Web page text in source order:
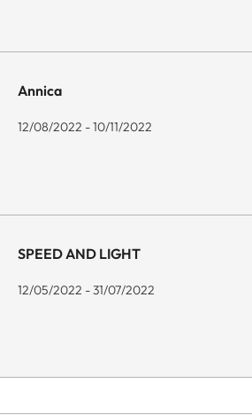
Annica
12/08/2022 - 10/11/2022
SPEED AND LIGHT
12/05/2022 - 31/07/2022